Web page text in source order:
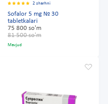
2 sharhni
Sofalor 5 mg № 30
tabletkalari
75 800 so'm
81 500 so'm
Mavjud